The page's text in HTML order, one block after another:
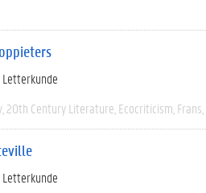
20th Century Literature Ecocriticism Frans